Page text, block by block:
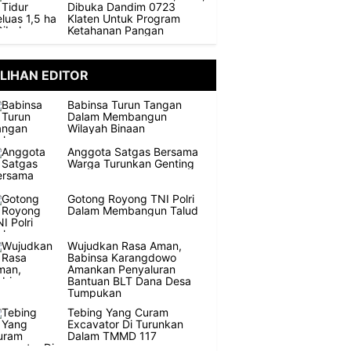
Dibuka Dandim 0723
Klaten Untuk Program
Ketahanan Pangan
EDITOR
Babinsa Turun Tangan
Dalam Membangun
Wilayah Binaan
Anggota Satgas Bersama
Warga Turunkan Genting
Gotong Royong TNI Polri
Dalam Membangun Talud
Wujudkan Rasa Aman,
Babinsa Karangdowo
Amankan Penyaluran
Bantuan BLT Dana Desa
Tumpukan
Tebing Yang Curam
Excavator Di Turunkan
Dalam TMMD 117